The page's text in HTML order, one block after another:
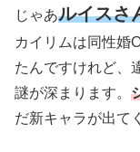
じゃあルイスさ
カイリムは同性婚
たんですけれど、
謎が深まります。
だ新キャラが出て